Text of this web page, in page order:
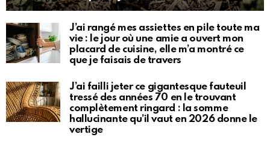
J’ai rangé mes assiettes en pile toute ma
vie : le jour où une amie a ouvert mon
placard de cuisine, elle m’a montré ce
que je faisais de travers
J’ai failli jeter ce gigantesque fauteuil
tressé des années 70 en le trouvant
complètement ringard : la somme
hallucinante qu’il vaut en 2026 donne le
vertige